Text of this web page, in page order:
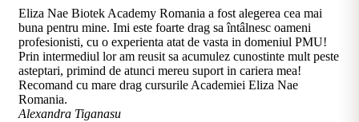
Eliza Nae Biotek Academy Romania a fost alegerea cea mai
buna pentru mine. Imi este foarte drag sa întâlnesc oameni
profesionisti, cu o experienta atat de vasta in domeniul PMU!
Prin intermediul lor am reusit sa acumulez cunostinte mult peste
asteptari, primind de atunci mereu suport in cariera mea!
Recomand cu mare drag cursurile Academiei Eliza Nae
Romania.
Alexandra Tiganasu